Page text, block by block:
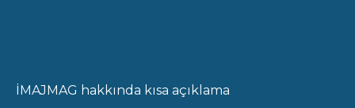
İMAJMAG hakkında kısa açıklama